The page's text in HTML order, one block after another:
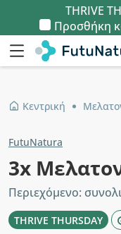
THRIVE
Προσθήκη
Κεντρική
FutuNatura
3x
Περιεχόμενο:
THRIVE THURSDAY